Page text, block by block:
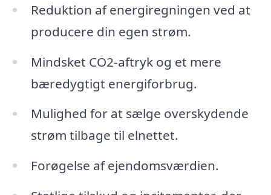
Reduktion af energiregningen ved at
producere din egen strøm.
Mindsket CO2-aftryk og et mere
bæredygtigt energiforbrug.
Mulighed for at sælge overskydende
strøm tilbage til elnettet.
Forøgelse af ejendomsværdien.